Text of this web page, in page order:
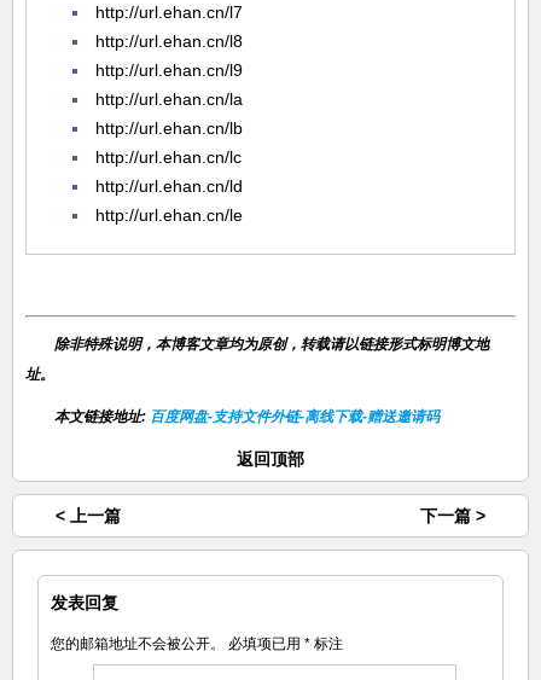
http://url.ehan.cn/l7
http://url.ehan.cn/l8
http://url.ehan.cn/l9
http://url.ehan.cn/la
http://url.ehan.cn/lb
http://url.ehan.cn/lc
http://url.ehan.cn/ld
http://url.ehan.cn/le
除非特殊说明，本博客文章均为原创，转载请以链接形式标明博文地
址。
本文链接地址: 百度网盘-支持文件外链-离线下载-赠送邀请码
返回顶部
< 上一篇 下一篇 >
发表回复
您的邮箱地址不会被公开。 必填项已用 * 标注